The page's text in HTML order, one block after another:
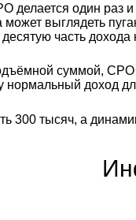
один раз
выглядеть
часть дохода
суммой, СРО
доход
тысяч, а